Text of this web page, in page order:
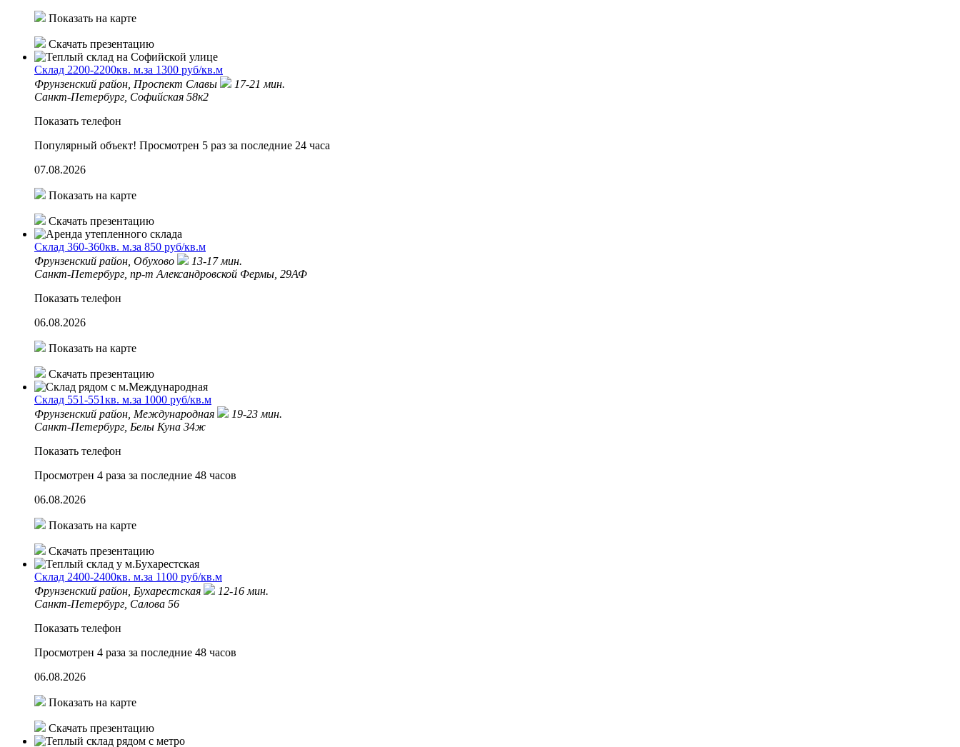
Показать на карте
Скачать презентацию
Склад 2200-2200кв. м.за 1300 руб/кв.м
Фрунзенский район, Проспект Славы
17-21 мин.
Санкт-Петербург, Софийская 58к2
Показать телефон
Популярный объект! Просмотрен 5 раз за последние 24 часа
07.08.2026
Показать на карте
Скачать презентацию
Склад 360-360кв. м.за 850 руб/кв.м
Фрунзенский район, Обухово
13-17 мин.
Санкт-Петербург, пр-т Александровской Фермы, 29АФ
Показать телефон
06.08.2026
Показать на карте
Скачать презентацию
Склад 551-551кв. м.за 1000 руб/кв.м
Фрунзенский район, Международная
19-23 мин.
Санкт-Петербург, Белы Куна 34ж
Показать телефон
Просмотрен 4 раза за последние 48 часов
06.08.2026
Показать на карте
Скачать презентацию
Склад 2400-2400кв. м.за 1100 руб/кв.м
Фрунзенский район, Бухарестская
12-16 мин.
Санкт-Петербург, Салова 56
Показать телефон
Просмотрен 4 раза за последние 48 часов
06.08.2026
Показать на карте
Скачать презентацию